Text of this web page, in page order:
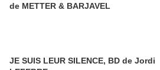
de METTER & BARJAVEL
JE SUIS LEUR SILENCE, BD de Jordi